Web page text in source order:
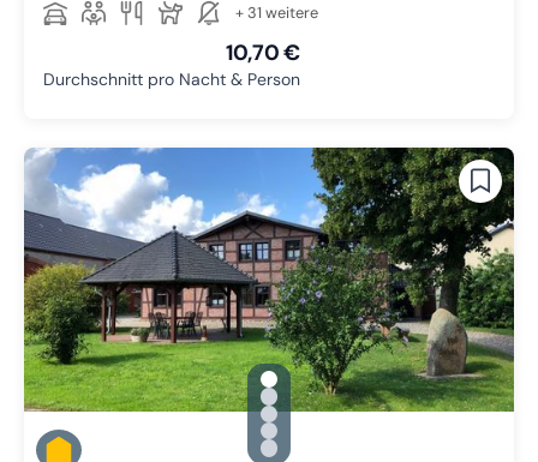
+ 31 weitere
10,70 €
Durchschnitt pro Nacht & Person
gallery.slide_selector
Zu Slide 1 wechseln
Zu Slide 2 wechseln
Zu Slide 3 wechseln
Zu Slide 4 wechseln